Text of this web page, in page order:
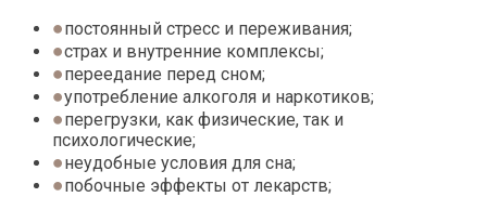
постоянный стресс и переживания;
страх и внутренние комплексы;
переедание перед сном;
употребление алкоголя и наркотиков;
перегрузки, как физические, так и
психологические;
неудобные условия для сна;
побочные эффекты от лекарств;